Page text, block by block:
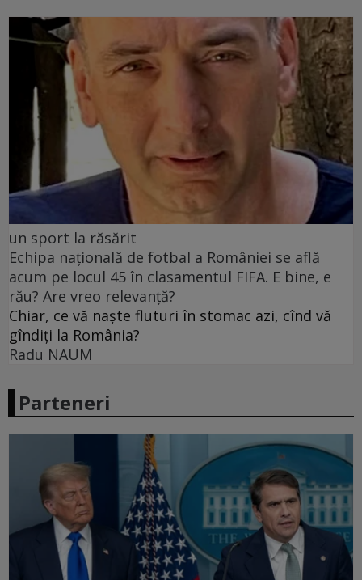
un sport la răsărit
Echipa națională de fotbal a României se află
acum pe locul 45 în clasamentul FIFA. E bine, e
rău? Are vreo relevanță?
Chiar, ce vă naște fluturi în stomac azi, cînd vă
gîndiți la România?
Radu NAUM
Parteneri